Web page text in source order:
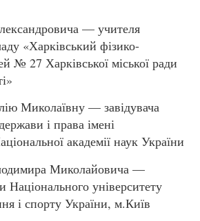
— учителя
«Харківський фізико-
№ 27 Харківської міської ради
Миколаївну — завідувача
і права імені
академії наук України
Миколайовича —
Національного університету
і спорту України, м.Київ